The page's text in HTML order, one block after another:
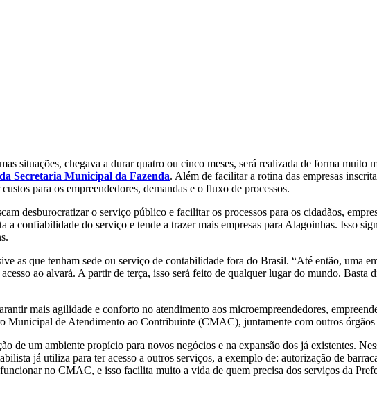
situações, chegava a durar quatro ou cinco meses, será realizada de forma muito
Secretaria Municipal da Fazenda. Além de facilitar a rotina das empresas
para os empreendedores, demandas e o fluxo de processos.
desburocratizar o serviço público e facilitar os processos para os cidadãos,
confiabilidade do serviço e tende a trazer mais empresas para Alagoinhas. Isso
as que tenham sede ou serviço de contabilidade fora do Brasil. “Até então, uma
ao alvará. A partir de terça, isso será feito de qualquer lugar do mundo.
mais agilidade e conforto no atendimento aos microempreendedores,
Municipal de Atendimento ao Contribuinte (CMAC), juntamente com outros
um ambiente propício para novos negócios e na expansão dos já existentes.
já utiliza para ter acesso a outros serviços, a exemplo de: autorização de
no CMAC, e isso facilita muito a vida de quem precisa dos serviços da